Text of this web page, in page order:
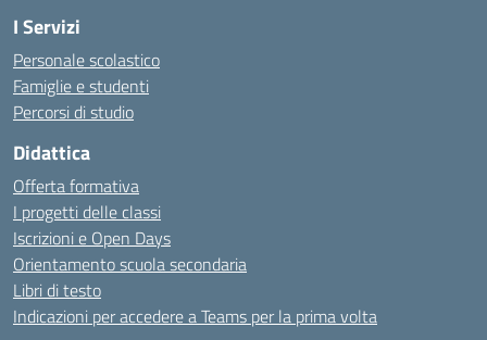
I Servizi
Personale scolastico
Famiglie e studenti
Percorsi di studio
Didattica
Offerta formativa
I progetti delle classi
Iscrizioni e Open Days
Orientamento scuola secondaria
Libri di testo
Indicazioni per accedere a Teams per la prima volta